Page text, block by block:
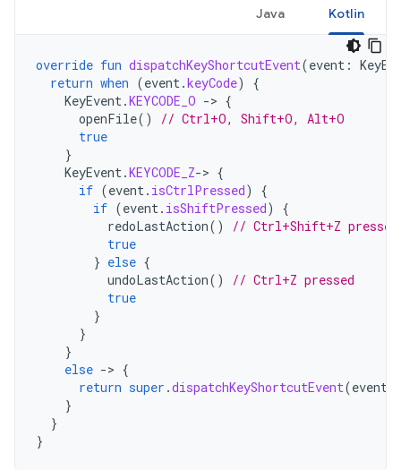
Kotlin
Java
override fun dispatchKeyShortcutEvent(event :
return when (event.keyCode)
{
KeyEvent.KEYCODE_O -> {
openFile()
// Ctrl+O, Shift+O, Alt+O
true
}
KeyEvent.KEYCODE_Z-> {
if (event. isCtrlPressed)
{
if (event. isShiftPressed)
{
redoLastAction()
// Ctrl+Shift+Z pressed
true
} else {
undoLastAction()
// Ctrl+Z pressed
true
}
}
}
else -> {
return super .dispatchKeyShortcutEvent(event
}
}
}